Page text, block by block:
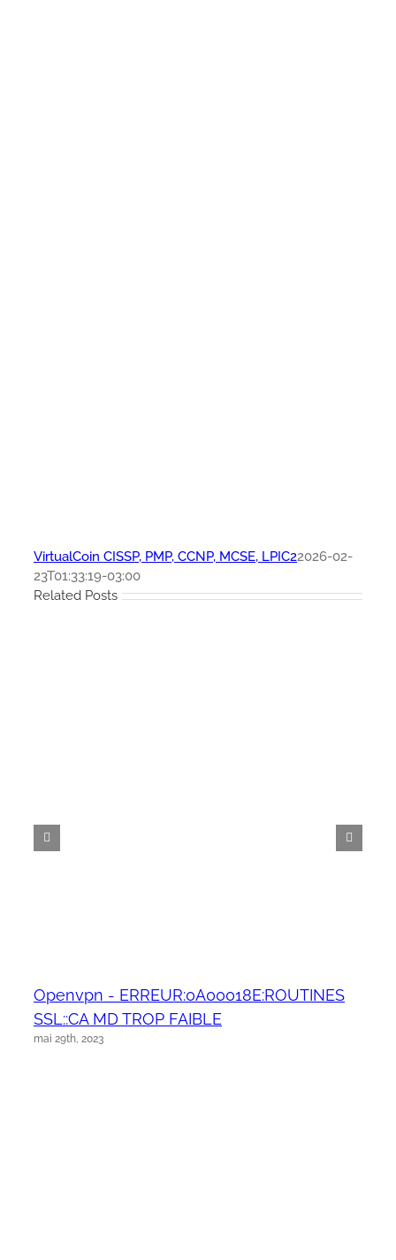
VirtualCoin CISSP, PMP, CCNP, MCSE, LPIC22026-02-
23T01:33:19-03:00
Related Posts
Openvpn - ERREUR:0A00018E:ROUTINES
SSL::CA MD TROP FAIBLE
mai 29th, 2023